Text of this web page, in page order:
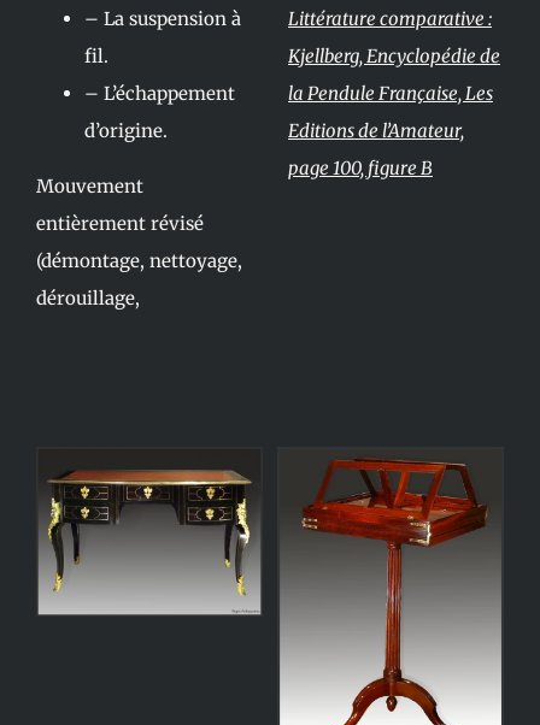
– La suspension à
fil.
– L’échappement
d’origine.
Mouvement
entièrement révisé
(démontage, nettoyage,
dérouillage,
Littérature comparative :
Kjellberg, Encyclopédie de
la Pendule Française, Les
Editions de l’Amateur,
page 100, figure B